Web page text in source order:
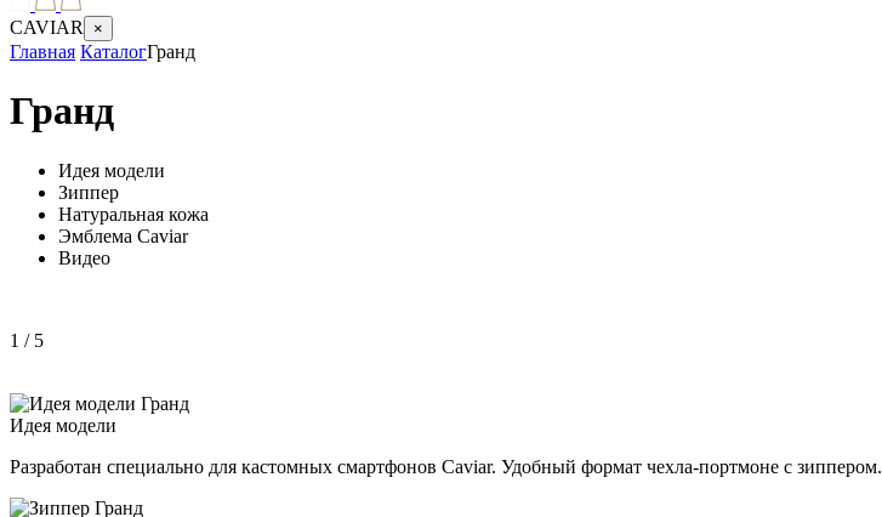
CAVIAR ×
Главная КаталогГранд
Гранд
Идея модели
Зиппер
Натуральная кожа
Эмблема Caviar
Видео
1 / 5
Идея модели
Разработан специально для кастомных смартфонов Caviar. Удобный формат чехла-портмоне с зиппером.